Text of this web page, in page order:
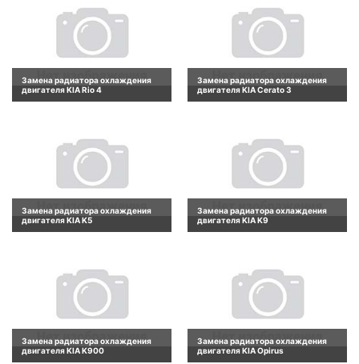
Замена радиатора охлаждения
двигателя KIA Rio 4
Замена радиатора охлаждения
двигателя KIA Cerato 3
Замена радиатора охлаждения
двигателя KIA K5
Замена радиатора охлаждения
двигателя KIA K9
Замена радиатора охлаждения
двигателя KIA K900
Замена радиатора охлаждения
двигателя KIA Opirus